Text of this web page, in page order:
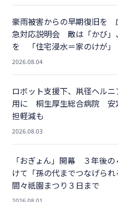
豪雨被害からの早期復旧を
急対応説明会 敵は「かび」
を 「住宅浸水＝家のけが」
2026.08.04
ロボット支援下、鼡径ヘル
用に 桐生厚生総合病院 安
担軽減も
2026.08.03
「おぎょん」開幕 ３年後の
けて「孫の代までつなげら
間々祇園まつり３日まで
2026.08.01